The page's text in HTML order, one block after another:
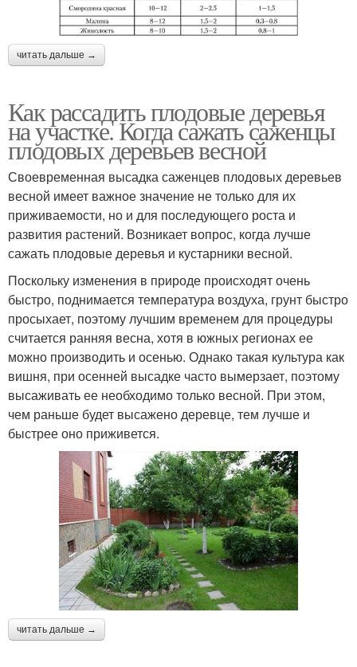
Планировка на участке Место под огород
читать дальше →
Как рассадить плодовые деревья
на участке. Когда сажать саженцы
плодовых деревьев весной
Своевременная высадка саженцев плодовых деревьев
весной имеет важное значение не только для их
приживаемости, но и для последующего роста и
развития растений. Возникает вопрос, когда лучше
сажать плодовые деревья и кустарники весной.
Поскольку изменения в природе происходят очень
быстро, поднимается температура воздуха, грунт быстро
просыхает, поэтому лучшим временем для процедуры
считается ранняя весна, хотя в южных регионах ее
можно производить и осенью. Однако такая культура как
вишня, при осенней высадке часто вымерзает, поэтому
высаживать ее необходимо только весной. При этом,
чем раньше будет высажено деревце, тем лучше и
быстрее оно приживется.
читать дальше →